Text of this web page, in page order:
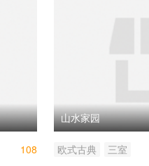
108
山水家园
欧式古典 三室